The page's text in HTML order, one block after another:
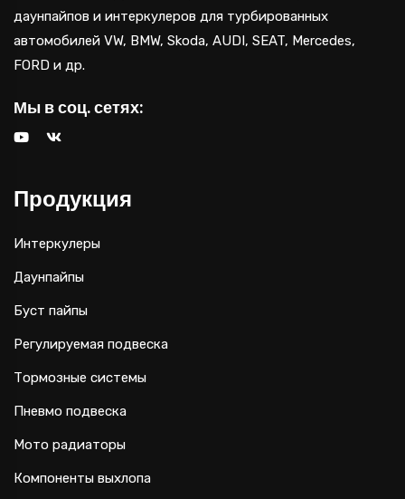
даунпайпов и интеркулеров для турбированных
автомобилей VW, BMW, Skoda, AUDI, SEAT, Mercedes,
FORD и др.
Мы в соц. сетях:
Продукция
Интеркулеры
Даунпайпы
Буст пайпы
Регулируемая подвеска
Тормозные системы
Пневмо подвеска
Мото радиаторы
Компоненты выхлопа